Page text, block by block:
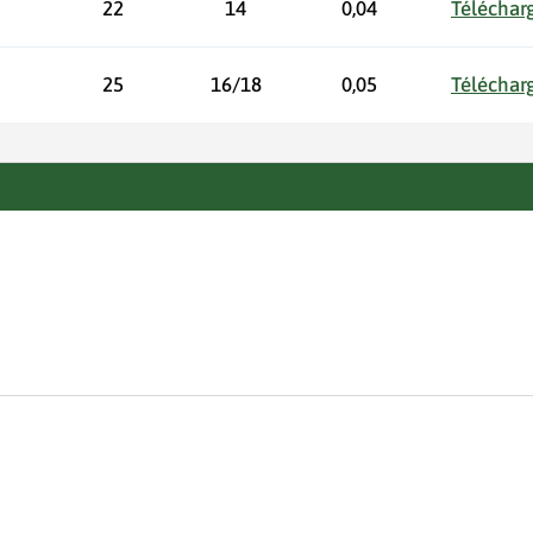
22 14 0,04
25 16/18 0,05